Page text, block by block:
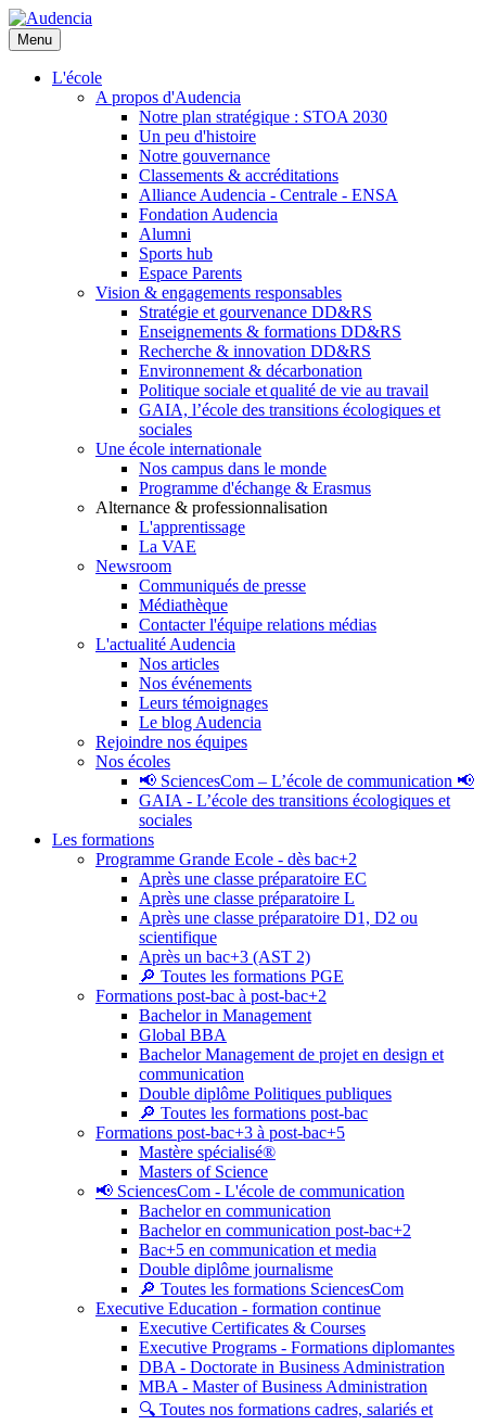
Aller
au
contenu
principal
Menu
L'école
A propos d'Audencia
Notre plan stratégique : STOA 2030
Un peu d'histoire
Notre gouvernance
Classements & accréditations
Alliance Audencia - Centrale - ENSA
Fondation Audencia
Alumni
Sports hub
Espace Parents
Vision & engagements responsables
Stratégie et gourvenance DD&RS
Enseignements & formations DD&RS
Recherche & innovation DD&RS
Environnement & décarbonation
Politique sociale et qualité de vie au travail
GAIA, l’école des transitions écologiques et
sociales
Une école internationale
Nos campus dans le monde
Programme d'échange & Erasmus
Alternance & professionnalisation
L'apprentissage
La VAE
Newsroom
Communiqués de presse
Médiathèque
Contacter l'équipe relations médias
L'actualité Audencia
Nos articles
Nos événements
Leurs témoignages
Le blog Audencia
Rejoindre nos équipes
Nos écoles
📢 SciencesCom – L’école de communication 📢
GAIA - L’école des transitions écologiques et
sociales
Les formations
Programme Grande Ecole - dès bac+2
Après une classe préparatoire EC
Après une classe préparatoire L
Après une classe préparatoire D1, D2 ou
scientifique
Après un bac+3 (AST 2)
🔎 Toutes les formations PGE
Formations post-bac à post-bac+2
Bachelor in Management
Global BBA
Bachelor Management de projet en design et
communication
Double diplôme Politiques publiques
🔎 Toutes les formations post-bac
Formations post-bac+3 à post-bac+5
Mastère spécialisé®
Masters of Science
📢 SciencesCom - L'école de communication
Bachelor en communication
Bachelor en communication post-bac+2
Bac+5 en communication et media
Double diplôme journalisme
🔎 Toutes les formations SciencesCom
Executive Education - formation continue
Executive Certificates & Courses
Executive Programs - Formations diplomantes
DBA - Doctorate in Business Administration
MBA - Master of Business Administration
🔍 Toutes nos formations cadres, salariés et